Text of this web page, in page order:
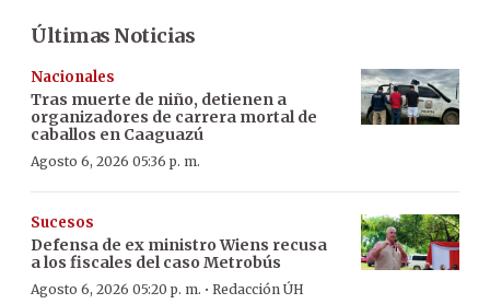
Últimas Noticias
Nacionales
Tras muerte de niño, detienen a
organizadores de carrera mortal de
caballos en Caaguazú
Agosto 6, 2026 05:36 p. m.
Sucesos
Defensa de ex ministro Wiens recusa
a los fiscales del caso Metrobús
Agosto 6, 2026 05:20 p. m. · Redacción ÚH